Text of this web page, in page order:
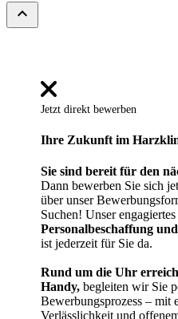
expand_less
Jetzt direkt bewerben
Ihre Zukunft im
Sie sind bereit für den
Dann bewerben Sie sich
über unser
Suchen! Unser
Personalbeschaffung
ist jederzeit für Sie da.
Rund um die Uhr
Handy, begleiten wir Sie
Bewerbungsprozess – mit
Verlässlichkeit und